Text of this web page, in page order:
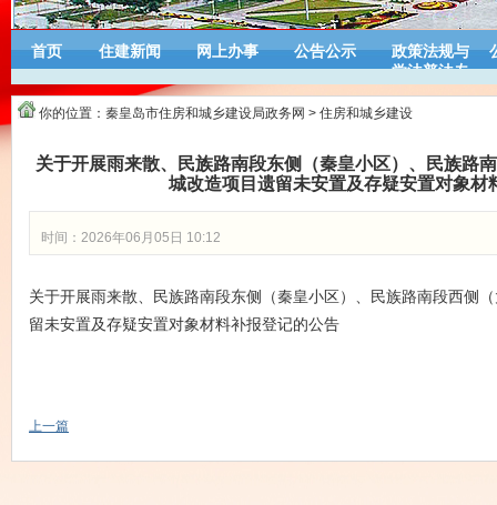
首页 住建新闻 网上办事 公告公示
政策法规与
学法普法专
你的位置： 秦皇岛市住房和城乡建设局政务网 > 住房和城乡建设
关于开展雨来散、民族路南段东侧（秦皇小区）、民族路
城改造项目遗留未安置及存疑安置对象材
时间：2026年06月05日 10:12
关于开展雨来散、民族路南段东侧（秦皇小区）、民族路南段西侧
留未安置及存疑安置对象材料补报登记的公告
上一篇